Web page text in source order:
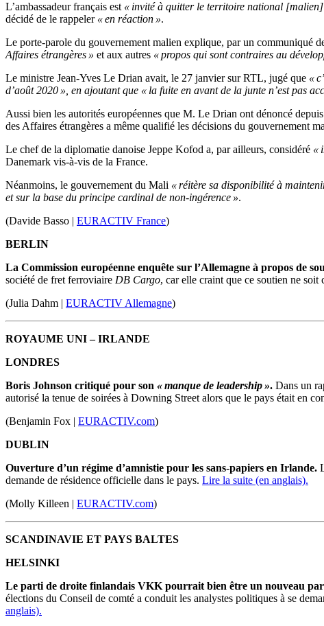
L’ambassadeur français est « invité à quitter le territoire national [malien]
décidé de le rappeler « en réaction ».
Le porte-parole du gouvernement malien explique, par un communiqué
Affaires étrangères » et aux autres « propos qui sont contraires au
Le ministre Jean-Yves Le Drian avait, le 27 janvier sur RTL, jugé que «
d’août 2020 », en ajoutant que « la fuite en avant de la junte n’est pas
Aussi bien les autorités européennes que M. Le Drian ont dénoncé
des Affaires étrangères a même qualifié les décisions du gouvernement
Le chef de la diplomatie danoise Jeppe Kofod a, par ailleurs, considéré «
Danemark vis-à-vis de la France.
Néanmoins, le gouvernement du Mali « réitère sa disponibilité à
et sur la base du principe cardinal de non-ingérence ».
(Davide Basso | EURACTIV France)
BERLIN
La Commission européenne enquête sur l’Allemagne à propos de
société de fret ferroviaire DB Cargo, car elle craint que ce soutien ne
(Julia Dahm | EURACTIV Allemagne)
ROYAUME UNI–IRLANDE
LONDRES
Boris Johnson critiqué pour son « manque de leadership ». Dans un
autorisé la tenue de soirées à Downing Street alors que le pays était en
(Benjamin Fox | EURACTIV.com)
DUBLIN
Ouverture d’un régime d’amnistie pour les sans-papiers en Irlande.
demande de résidence officielle dans le pays. Lire la suite (en anglais).
(Molly Killeen | EURACTIV.com)
SCANDINAVIE ET PAYS BALTES
HELSINKI
Le parti de droite finlandais VKK pourrait bien être un nouveau
élections du Conseil de comté a conduit les analystes politiques à se
anglais).